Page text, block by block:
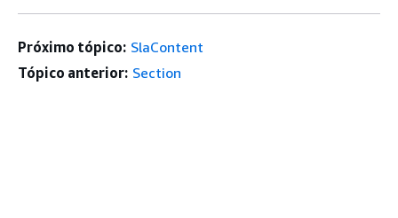
Próximo tópico: SlaContent
Tópico anterior: Section